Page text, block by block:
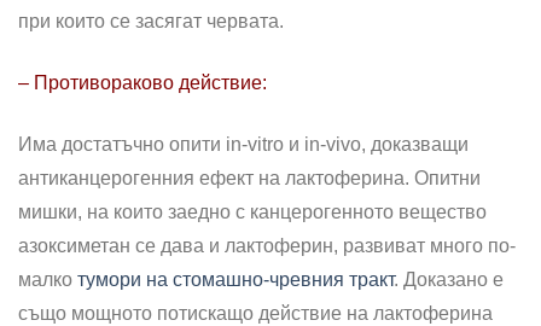
при които се засягат червата.
– Противораково действие:
Има достатъчно опити in-vitro и in-vivo, доказващи
антиканцерогенния ефект на лактоферина. Опитни
мишки, на които заедно с канцерогенното вещество
азоксиметан се дава и лактоферин, развиват много по-
малко тумори на стомашно-чревния тракт. Доказано е
също мощното потискащо действие на лактоферина